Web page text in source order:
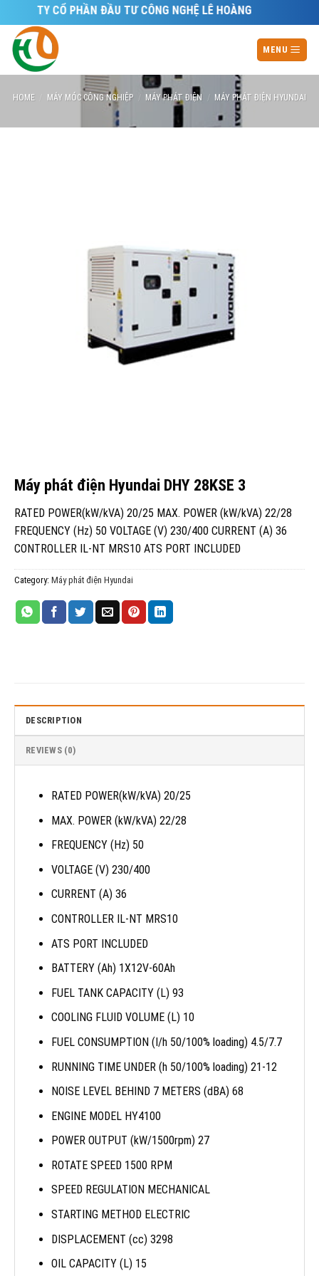
to
content
TY CỔ PHẦN ĐẦU TƯ CÔNG NGHỆ LÊ HOÀNG
MENU
HOME MÁY MÓC CÔNG NGHIỆP / MÁY PHÁT ĐIỆN / MÁY PHÁT ĐIỆN HYUNDAI
Máy phát điện Hyundai DHY 28KSE 3
RATED POWER(kW/kVA) 20/25 MAX. POWER (kW/kVA) 22/28
FREQUENCY (Hz) 50 VOLTAGE (V) 230/400 CURRENT (A) 36
CONTROLLER IL-NT MRS10 ATS PORT INCLUDED
Category: Máy phát điện Hyundai
DESCRIPTION
REVIEWS (0)
RATED POWER(kW/kVA) 20/25
MAX. POWER (kW/kVA) 22/28
FREQUENCY (Hz) 50
VOLTAGE (V) 230/400
CURRENT (A) 36
CONTROLLER IL-NT MRS10
ATS PORT INCLUDED
BATTERY (Ah) 1X12V-60Ah
FUEL TANK CAPACITY (L) 93
COOLING FLUID VOLUME (L) 10
FUEL CONSUMPTION (I/h 50/100% loading) 4.5/7.7
RUNNING TIME UNDER (h 50/100% loading) 21-12
NOISE LEVEL BEHIND 7 METERS (dBA) 68
ENGINE MODEL HY4100
POWER OUTPUT (kW/1500rpm) 27
ROTATE SPEED 1500 RPM
SPEED REGULATION MECHANICAL
STARTING METHOD ELECTRIC
DISPLACEMENT (cc) 3298
OIL CAPACITY (L) 15